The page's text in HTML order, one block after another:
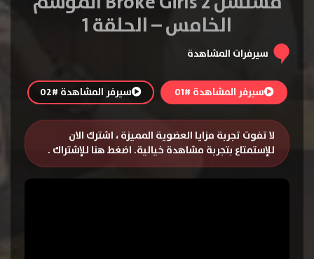
الخامس – الحلقة 1
سيرفرات المشاهدة
سيرفر المشاهدة #01 سيرفر المشاهدة #02
لا تفوت تجربة مزايا العضوية المميزة ، اشترك الان
للإستمتاع بتجربة مشاهدة خيالية. اضغط هنا للإشتراك .